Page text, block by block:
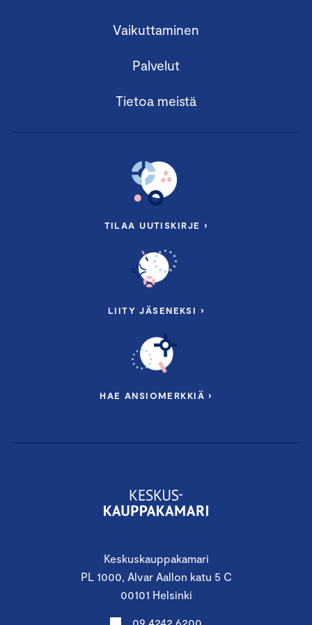
Timo on yksi Suomen parhaista
muutosvalmentajista. Hän on
konsultoinut, fasilitoinut ja
muutosprojekteissa yli 20
vuoden ajan. Työssään hän
yhdistää osallistavan metodiikan,
energian ja myönteisen
ihmiskäsityksen lujaan
liiketoimintaymmärryksen.
Chamber Executive Trainingon
Keskuskauppakamarin Johdon valmennusten
ja verkostojen kokonaisuus, joka auttaa
johtajia uudistumaan, kasvamaan ja pysymään
Keskuskauppakamari
PL 1000, Alvar Aallon katu 5 C
00101 Helsinki
09 4242 6200
Vaikuttaminen
Palvelut
Tietoa meistä
TILAA UUTISKIRJE ›
LIITY JÄSENEKSI ›
HAE ANSIOMERKKIÄ ›